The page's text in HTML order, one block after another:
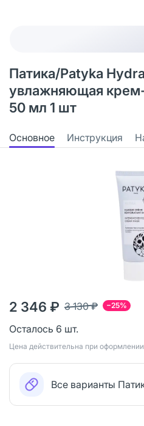
Патика/Patyka
увлажняющая
50 мл 1 шт
Основное Инструкция
−25%
3 130 ₽
2 346 ₽
Осталось 6 шт.
Цена действительна при
Все варианты